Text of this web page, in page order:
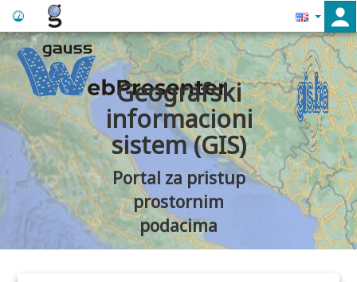
Geografski
informacioni
sistem (GIS)
Portal za pristup
prostornim
podacima